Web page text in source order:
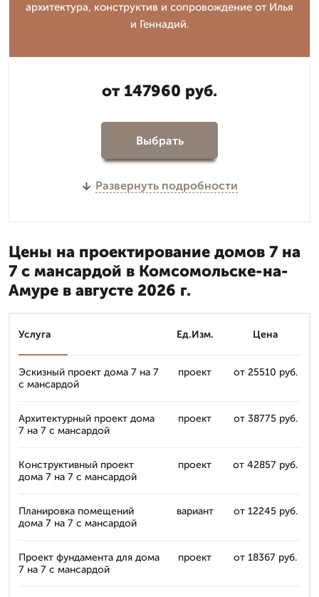
архитектура, конструктив и сопровождение от Илья
и Геннадий.
от 147960 руб.
Выбрать
Развернуть подробности
Цены на проектирование домов 7 на
7 с мансардой в Комсомольске-на-
Амуре в августе 2026 г.
Услуга Ед.Изм. Цена
Эскизный проект дома 7 на 7
с мансардой
проект от 25510 руб.
Архитектурный проект дома
7 на 7 с мансардой
проект от 38775 руб.
Конструктивный проект
дома 7 на 7 с мансардой
проект от 42857 руб.
Планировка помещений
дома 7 на 7 с мансардой
вариант от 12245 руб.
Проект фундамента для дома
7 на 7 с мансардой
проект от 18367 руб.